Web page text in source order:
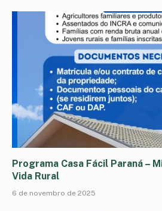
Programa Casa Fácil Paraná –
Vida Rural
6 de novembro de 2025